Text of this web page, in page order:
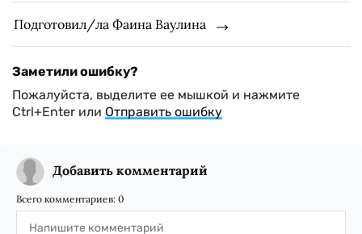
Подготовил/ла Фаина Ваулина
Заметили ошибку?
Пожалуйста, выделите ее мышкой и нажмите
Ctrl+Enter или Отправить ошибку
Добавить комментарий
Всего комментариев: 0